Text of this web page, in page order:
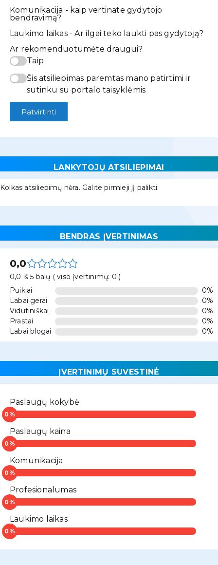
Komunikacija - kaip vertinate gydytojo
bendravimą?
Laukimo laikas - Ar ilgai teko laukti pas gydytoją?
Ar rekomenduotumėte draugui?
Taip
Šis atsiliepimas paremtas mano patirtimi ir
sutinku su portalo taisyklėmis
Patvirtinti
LANKYTOJŲ ATSILIEPIMAI
Kolkas atsiliepimų nėra. Galite pirmieji jį palikti.
BENDRAS ĮVERTINIMAS
0,0
0,0 iš 5 balų ( viso įvertinimų: 0 )
Puikiai
0%
Labai gerai
0%
Vidutiniškai
0%
Prastai
0%
Labai blogai
0%
ĮVERTINIMŲ SUVESTINĖ
Paslaugų kokybė
Paslaugų kaina
Komunikacija
Profesionalumas
Laukimo laikas